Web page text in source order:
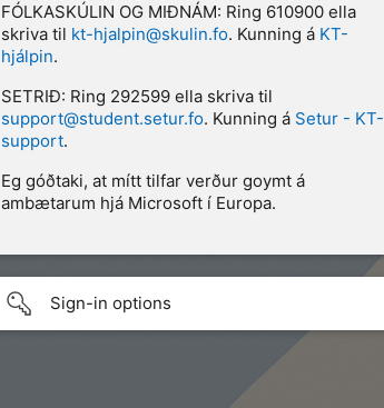
FÓLKASKÚLIN OG MIÐNÁM: Ring 610900 ella
skriva til kt-hjalpin@skulin.fo. Kunning á KT-
hjálpin.
SETRIÐ: Ring 292599 ella skriva til
support@student.setur.fo. Kunning á Setur - KT-
support.
Eg góðtaki, at mítt tilfar verður goymt á
ambætarum hjá Microsoft í Europa.
Sign-in options